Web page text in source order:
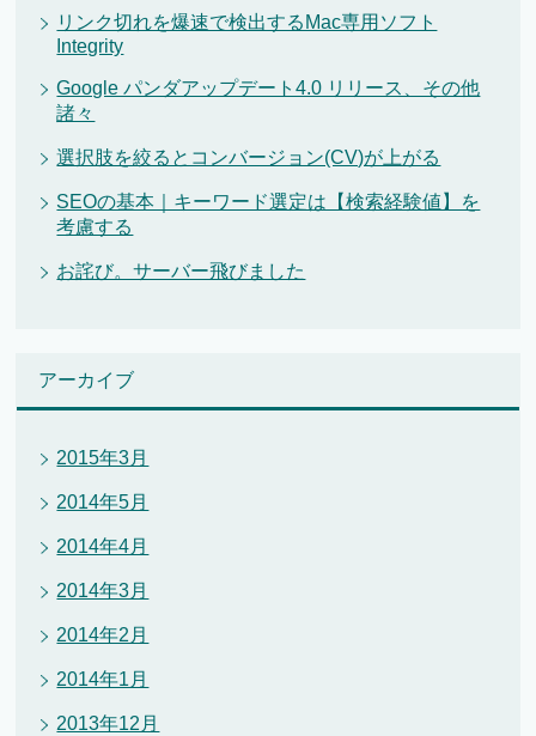
リンク切れを爆速で検出するMac専用ソフト
Integrity
Google パンダアップデート4.0 リリース、その他
諸々
選択肢を絞るとコンバージョン(CV)が上がる
SEOの基本｜キーワード選定は【検索経験値】を
考慮する
お詫び。サーバー飛びました
アーカイブ
2015年3月
2014年5月
2014年4月
2014年3月
2014年2月
2014年1月
2013年12月